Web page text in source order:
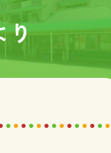
り